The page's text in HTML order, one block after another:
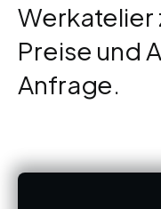
Werkatelier
Preise und
Anfrage.